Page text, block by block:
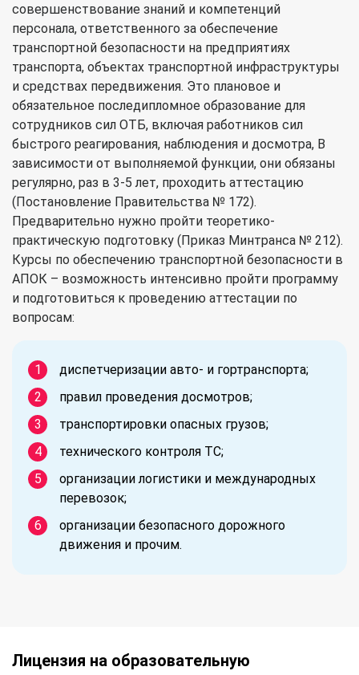
совершенствование знаний и компетенций
персонала, ответственного за обеспечение
транспортной безопасности на предприятиях
транспорта, объектах транспортной инфраструктуры
и средствах передвижения. Это плановое и
обязательное последипломное образование для
сотрудников сил ОТБ, включая работников сил
быстрого реагирования, наблюдения и досмотра, В
зависимости от выполняемой функции, они обязаны
регулярно, раз в 3-5 лет, проходить аттестацию
(Постановление Правительства № 172).
Предварительно нужно пройти теоретико-
практическую подготовку (Приказ Минтранса № 212).
Курсы по обеспечению транспортной безопасности в
АПОК – возможность интенсивно пройти программу
и подготовиться к проведению аттестации по
вопросам:
диспетчеризации авто- и гортранспорта;
правил проведения досмотров;
транспортировки опасных грузов;
технического контроля ТС;
организации логистики и международных
перевозок;
организации безопасного дорожного
движения и прочим.
Лицензия на образовательную